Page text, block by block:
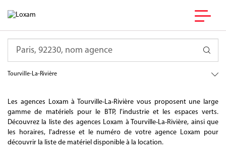
Tourville-La-Rivière
Les agences Loxam à Tourville-La-Rivière vous proposent une large
gamme de matériels pour le BTP, l'industrie et les espaces verts.
Découvrez la liste des agences Loxam à Tourville-La-Rivière, ainsi que
les horaires, l'adresse et le numéro de votre agence Loxam pour
découvrir la liste de matériel disponible à la location.